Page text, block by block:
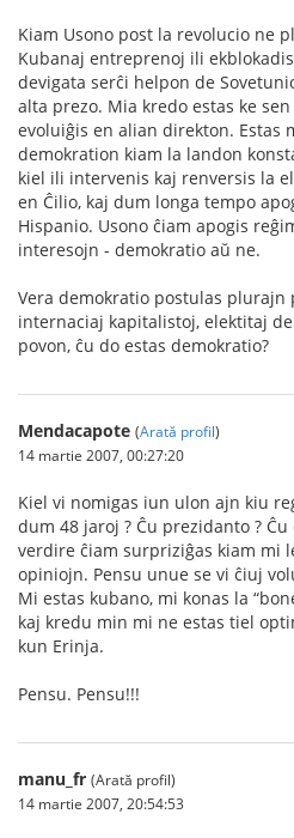
Kiam Usono post la revolucio ne
Kubanaj entreprenoj ili
devigata serĉi helpon de
alta prezo. Mia kredo estas ke
evoluiĝis en alian direkton. Estas
demokration kiam la landon
kiel ili intervenis kaj renversis la
en Ĉilio, kaj dum longa tempo
Hispanio. Usono ĉiam apogis
interesojn - demokratio aŭ ne.
Vera demokratio postulas plurajn
internaciaj kapitalistoj, elektitaj
povon, ĉu do estas demokratio?
Mendacapote (Arată profil)
14 martie 2007, 00:27:20
Kiel vi nomigas iun ulon ajn kiu
dum 48 jaroj ? Ĉu prezidanto ?
verdire ĉiam surpriziĝas kiam mi
opiniojn. Pensu unue se vi ĉiuj
Mi estas kubano, mi konas la
kaj kredu min mi ne estas tiel
kun Erinja.
Pensu. Pensu!!!
manu_fr (Arată profil)
14 martie 2007, 20:54:53